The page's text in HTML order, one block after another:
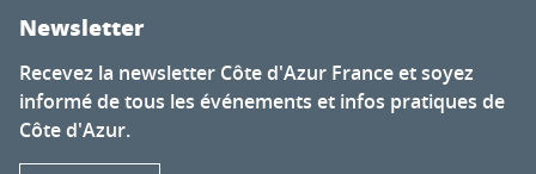
Newsletter
Recevez la newsletter Côte d'Azur France et soyez
informé de tous les événements et infos pratiques de
Côte d'Azur.